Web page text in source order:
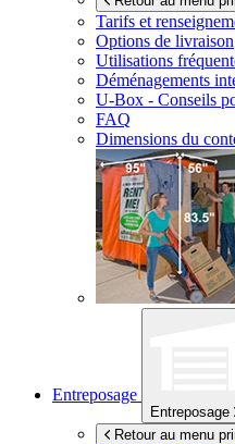
Tarifs et
Options de livraison
Utilisations
Déménagements
U-Box - Conseils
FAQ
Dimensions du
Entreposage
Entreposage
Retour au menu